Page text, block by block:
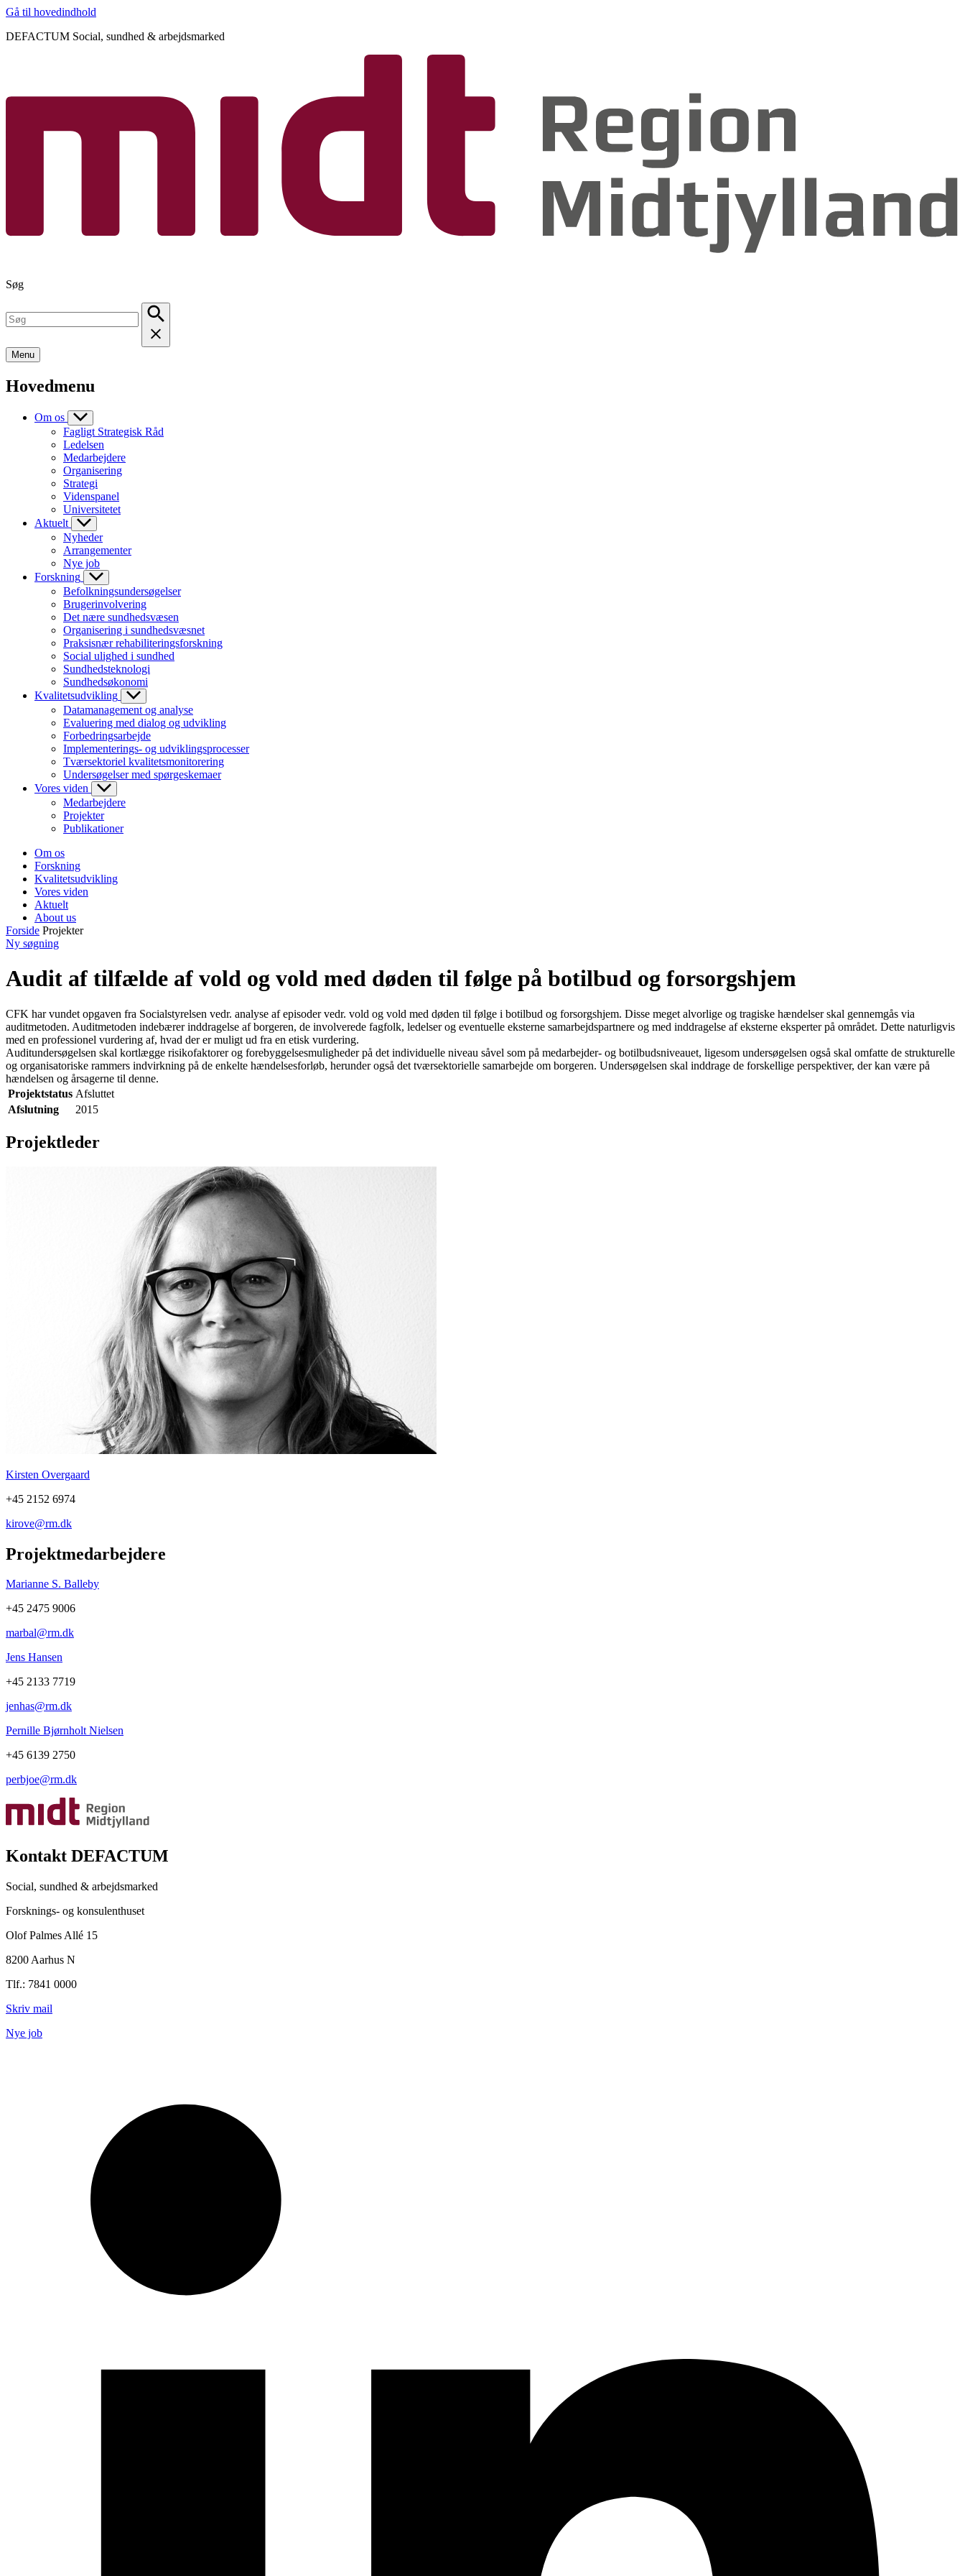
Gå til hovedindhold
DEFACTUM Social, sundhed & arbejdsmarked
Søg
Menu
Hovedmenu
Om os
Fagligt Strategisk Råd
Ledelsen
Medarbejdere
Organisering
Strategi
Videnspanel
Universitetet
Aktuelt
Nyheder
Arrangementer
Nye job
Forskning
Befolkningsundersøgelser
Brugerinvolvering
Det nære sundhedsvæsen
Organisering i sundhedsvæsnet
Praksisnær rehabiliteringsforskning
Social ulighed i sundhed
Sundhedsteknologi
Sundhedsøkonomi
Kvalitetsudvikling
Datamanagement og analyse
Evaluering med dialog og udvikling
Forbedringsarbejde
Implementerings- og udviklingsprocesser
Tværsektoriel kvalitetsmonitorering
Undersøgelser med spørgeskemaer
Vores viden
Medarbejdere
Projekter
Publikationer
Om os
Forskning
Kvalitetsudvikling
Vores viden
Aktuelt
About us
Forside Projekter
Ny søgning
Audit af tilfælde af vold og vold med døden til følge på botilbud og forsorgshjem
CFK har vundet opgaven fra Socialstyrelsen vedr. analyse af episoder vedr. vold og vold med døden til følge i botilbud og forsorgshjem. Disse meget alvorlige og tragiske hændelser skal gennemgås via
auditmetoden. Auditmetoden indebærer inddragelse af borgeren, de involverede fagfolk, ledelser og eventuelle eksterne samarbejdspartnere og med inddragelse af eksterne eksperter på området. Dette naturligvis
med en professionel vurdering af, hvad der er muligt ud fra en etisk vurdering.
Auditundersøgelsen skal kortlægge risikofaktorer og forebyggelsesmuligheder på det individuelle niveau såvel som på medarbejder- og botilbudsniveauet, ligesom undersøgelsen også skal omfatte de strukturelle
og organisatoriske rammers indvirkning på de enkelte hændelsesforløb, herunder også det tværsektorielle samarbejde om borgeren. Undersøgelsen skal inddrage de forskellige perspektiver, der kan være på
hændelsen og årsagerne til denne.
Projektstatus Afsluttet
Afslutning
2015
Projektleder
Kirsten Overgaard
+45 2152 6974
kirove@rm.dk
Projektmedarbejdere
Marianne S. Balleby
+45 2475 9006
marbal@rm.dk
Jens Hansen
+45 2133 7719
jenhas@rm.dk
Pernille Bjørnholt Nielsen
+45 6139 2750
perbjoe@rm.dk
Kontakt DEFACTUM
Social, sundhed & arbejdsmarked
Forsknings- og konsulenthuset
Olof Palmes Allé 15
8200 Aarhus N
Tlf.: 7841 0000
Skriv mail
Nye job